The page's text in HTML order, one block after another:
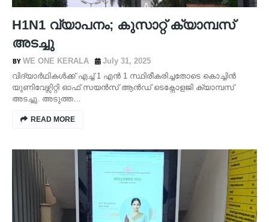
H1N1 വ്യാപനം; കുസാറ്റ് ക്യാമ്പസ്
അടച്ചു
WE ONE KERALA
July 31, 2025
വിദ്യാർഥികൾക്ക് എച്ച് 1 എൻ 1 സ്ഥിരീകരിച്ചതോടെ കൊച്ചിൻ
യുണിവേഴ്സിറ്റി ഓഫ് സയൻസ് ആൻഡ് ടെക്നോളജി ക്യാമ്പസ്
അടച്ചു. അടുത്ത…
READ MORE